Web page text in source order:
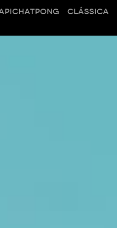
CLÁSSICA